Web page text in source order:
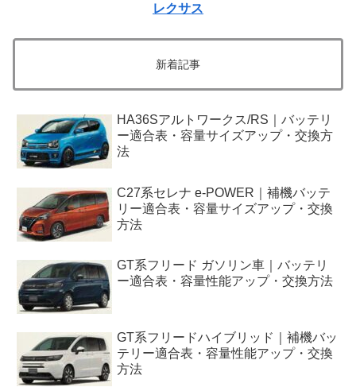
レクサス
新着記事
HA36Sアルトワークス/RS｜バッテリ
ー適合表・容量サイズアップ・交換方
法
C27系セレナ e-POWER｜補機バッテ
リー適合表・容量サイズアップ・交換
方法
GT系フリード ガソリン車｜バッテリ
ー適合表・容量性能アップ・交換方法
GT系フリードハイブリッド｜補機バッ
テリー適合表・容量性能アップ・交換
方法